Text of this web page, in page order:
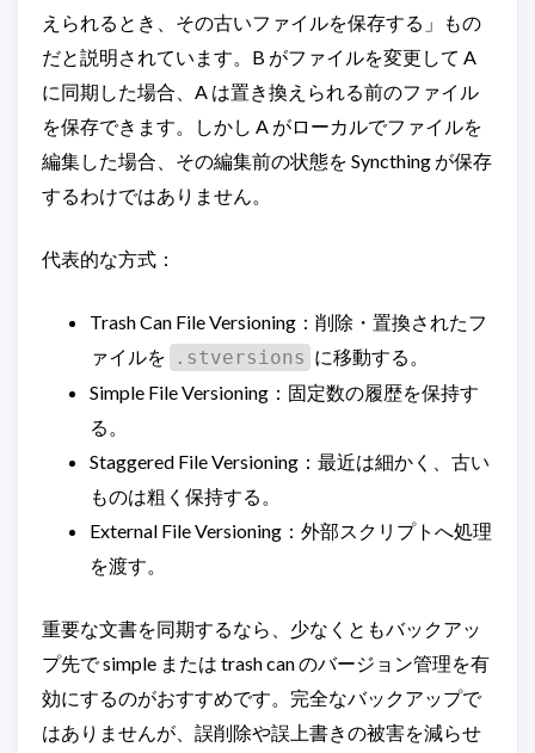
えられるとき、その古いファイルを保存する」もの
だと説明されています。B がファイルを変更して A
に同期した場合、A は置き換えられる前のファイル
を保存できます。しかし A がローカルでファイルを
編集した場合、その編集前の状態を Syncthing が保存
するわけではありません。
代表的な方式：
Trash Can File Versioning：削除・置換されたフ
ァイルを
.stversions に移動する。
Simple File Versioning：固定数の履歴を保持す
る。
Staggered File Versioning：最近は細かく、古い
ものは粗く保持する。
External File Versioning：外部スクリプトへ処理
を渡す。
重要な文書を同期するなら、少なくともバックアッ
プ先で simple または trash can のバージョン管理を有
効にするのがおすすめです。完全なバックアップで
はありませんが、誤削除や誤上書きの被害を減らせ